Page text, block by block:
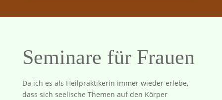
Seminare für Frauen
Da ich es als Heilpraktikerin immer wieder erlebe,
dass sich seelische Themen auf den Körper